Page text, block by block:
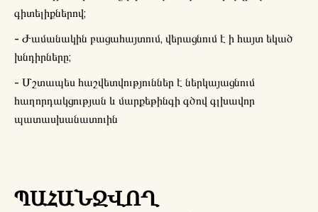
գիտելիքներով;
- Ժամանակին բացահայտում, վերացնում է ի հայտ եկած
խնդիրները;
- Մշտապես հաշվետվություններ է ներկայացնում
հաղորդակցության և մարքեթինգի գծով գլխավոր
պատասխանատուին
ՊԱՀԱՆՋՎՈՂ